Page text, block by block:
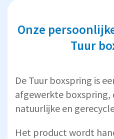
Onze
Tuur
De Tuur boxspring is
afgewerkte
natuurlijke en
Het product wordt